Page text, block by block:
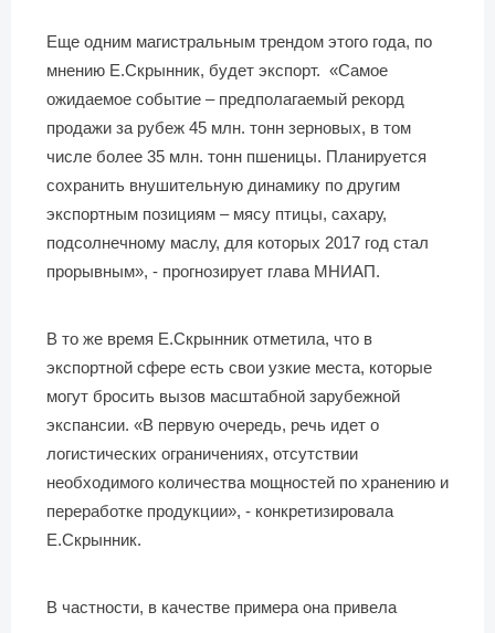
Еще одним магистральным трендом этого года, по
мнению Е.Скрынник, будет экспорт. «Самое
ожидаемое событие – предполагаемый рекорд
продажи за рубеж 45 млн. тонн зерновых, в том
числе более 35 млн. тонн пшеницы. Планируется
сохранить внушительную динамику по другим
экспортным позициям – мясу птицы, сахару,
подсолнечному маслу, для которых 2017 год стал
прорывным», - прогнозирует глава МНИАП.
В то же время Е.Скрынник отметила, что в
экспортной сфере есть свои узкие места, которые
могут бросить вызов масштабной зарубежной
экспансии. «В первую очередь, речь идет о
логистических ограничениях, отсутствии
необходимого количества мощностей по хранению и
переработке продукции», - конкретизировала
Е.Скрынник.
В частности, в качестве примера она привела